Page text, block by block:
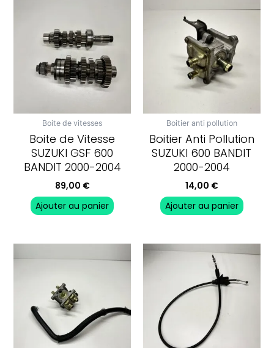
Boite de vitesses
Boite de Vitesse
SUZUKI GSF 600
BANDIT 2000-2004
89,00 €
Ajouter au panier
Boitier anti pollution
Boitier Anti Pollution
SUZUKI 600 BANDIT
2000-2004
14,00 €
Ajouter au panier